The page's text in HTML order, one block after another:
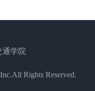
通学院
Rights Reserved.